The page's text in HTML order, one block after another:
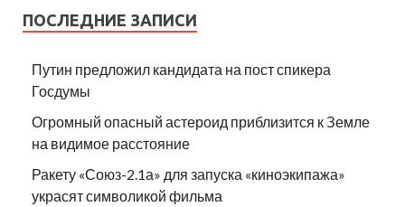
ПОСЛЕДНИЕ ЗАПИСИ
Путин предложил кандидата на пост спикера
Госдумы
Огромный опасный астероид приблизится к Земле
на видимое расстояние
Ракету «Союз-2.1а» для запуска «киноэкипажа»
украсят символикой фильма